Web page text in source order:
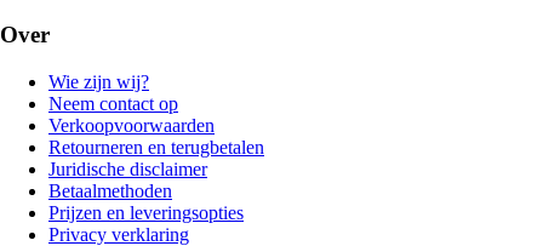
Over
Wie zijn wij?
Neem contact op
Verkoopvoorwaarden
Retourneren en terugbetalen
Juridische disclaimer
Betaalmethoden
Prijzen en leveringsopties
Privacy verklaring